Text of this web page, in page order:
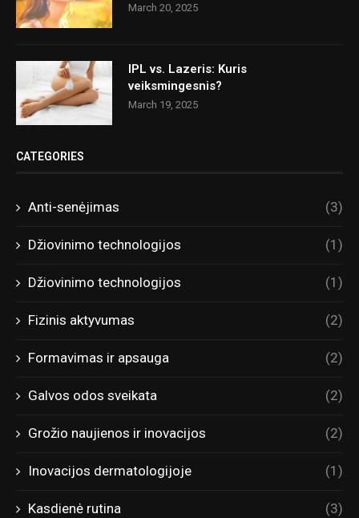
March 20, 2025
IPL vs. Lazeris: Kuris
veiksmingesnis?
March 19, 2025
CATEGORIES
Anti-senėjimas (3)
Džiovinimo technologijos (1)
Džiovinimo technologijos (1)
Fizinis aktyvumas (2)
Formavimas ir apsauga (2)
Galvos odos sveikata (2)
Grožio naujienos ir inovacijos (2)
Inovacijos dermatologijoje (1)
Kasdienė rutina (3)